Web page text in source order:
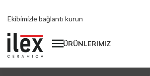
Ekibimizle bağlantı kurun
ÜRÜNLERIMIZ